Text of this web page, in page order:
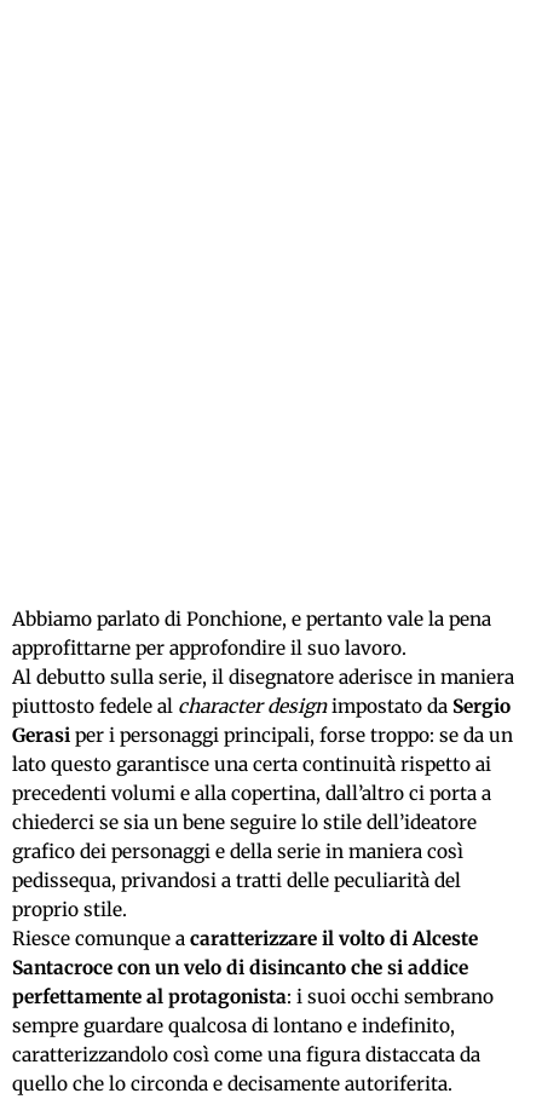
Abbiamo parlato di Ponchione, e pertanto vale la pena
approfittarne per approfondire il suo lavoro.
Al debutto sulla serie, il disegnatore aderisce in maniera
piuttosto fedele al character designimpostato da Sergio
Gerasi per i personaggi principali, forse troppo: se da un
lato questo garantisce una certa continuità rispetto ai
precedenti volumi e alla copertina, dall’altro ci porta a
chiederci se sia un bene seguire lo stile dell’ideatore
grafico dei personaggi e della serie in maniera così
pedissequa, privandosi a tratti delle peculiarità del
proprio stile.
Riesce comunque a caratterizzare il volto di Alceste
Santacroce con un velo di disincanto che si addice
perfettamente al protagonista: i suoi occhi sembrano
sempre guardare qualcosa di lontano e indefinito,
caratterizzandolo così come una figura distaccata da
quello che lo circonda e decisamente autoriferita.